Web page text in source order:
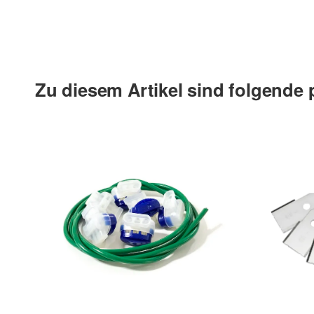
Zu diesem Artikel sind folgende